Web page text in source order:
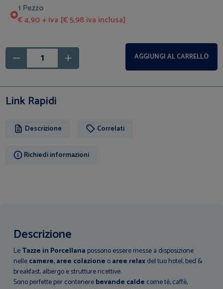
1 Pezzo
€ 4,90 + iva [€ 5,98 iva inclusa]
AGGIUNGI AL CARRELLO
Link Rapidi
Descrizione Correlati
Richiedi informazioni
Descrizione
LeTazze in Porcellana possono essere messe a disposizione
nellecamere,aree colazione oaree relaxdel tuo hotel, bed &
breakfast, albergo e strutture ricettive.
Sono perfette per contenerebevande calde come tè, caffè,